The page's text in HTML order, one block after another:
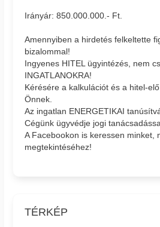
Irányár: 850.000.000.- Ft.
Amennyiben a hirdetés felkeltette
bizalommal!
Ingyenes HITEL ügyintézés, nem
INGATLANOKRA!
Kérésére a kalkulációt és a hitel-
Önnek.
Az ingatlan ENERGETIKAI
Cégünk ügyvédje jogi
A Facebookon is keressen minket,
megtekintéséhez!
TÉRKÉP